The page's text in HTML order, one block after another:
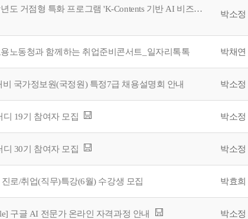
[MJ대학일자리플러스센터] 2026학년도 거점형 특화 프로그램 'K-Contents 기반 AI 비즈니스 실무화 과정' 참여 신청
박소정
노동청과 함께하는 취업준비콘서트_일자리톡톡 박채연
국가정보원(국정원) 특정7급 채용설명회 안내 박소정
19기 참여자 모집 박소정
30기 참여자 모집 박소정
로/취업(직무)특강(6월) 수강생 모집 박효희
구글 AI 전문가 온라인 자격과정 안내 박소정